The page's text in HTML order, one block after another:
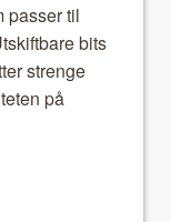
pass­er til
bits
strenge
på